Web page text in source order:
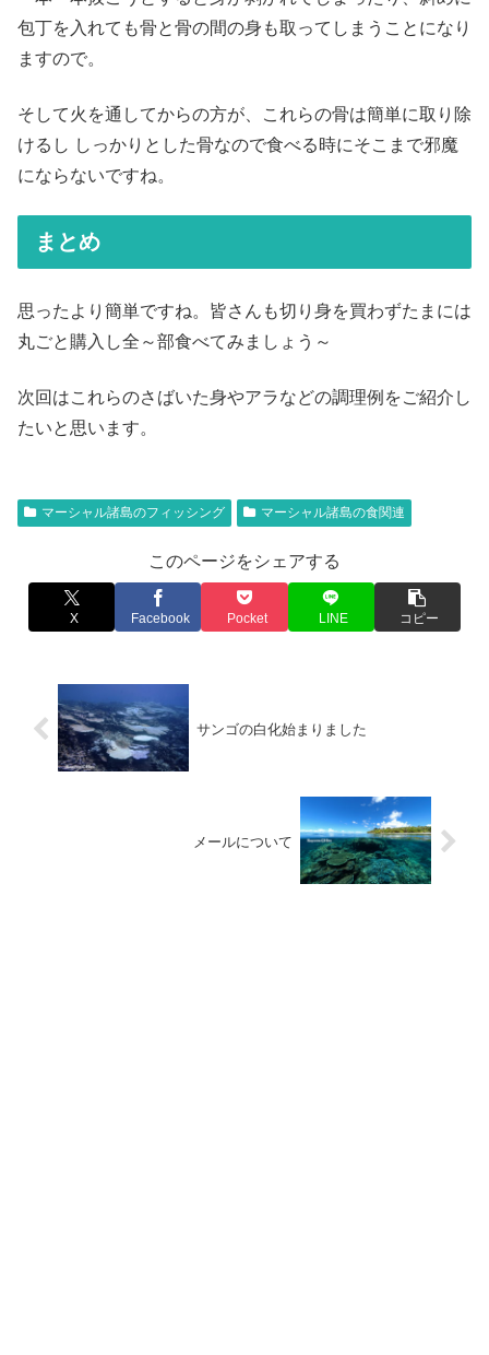
包丁を入れても骨と骨の間の身も取ってしまうことになり
ますので。
そして火を通してからの方が、これらの骨は簡単に取り除
けるし しっかりとした骨なので食べる時にそこまで邪魔
にならないですね。
まとめ
思ったより簡単ですね。皆さんも切り身を買わずたまには
丸ごと購入し全～部食べてみましょう～
次回はこれらのさばいた身やアラなどの調理例をご紹介し
たいと思います。
マーシャル諸島のフィッシング マーシャル諸島の食関連
このページをシェアする
X Facebook Pocket LINE コピー
サンゴの白化始まりました
メールについて